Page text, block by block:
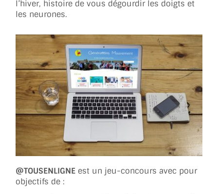
l’hiver, histoire de vous dégourdir les doigts et
les neurones.
@TOUSENLIGNE est un jeu-concours avec pour
objectifs de :